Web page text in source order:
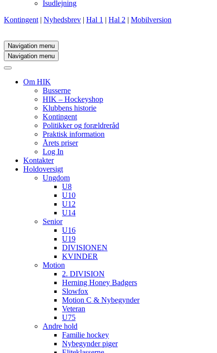
Isudlejning
Kontingent | Nyhedsbrev | Hal 1 | Hal 2 | Mobilversion
Navigation menu
Navigation menu
Om HIK
Busserne
HIK – Hockeyshop
Klubbens historie
Kontingent
Politikker og forældreråd
Praktisk information
Årets priser
Log In
Kontakter
Holdoversigt
Ungdom
U8
U10
U12
U14
Senior
U16
U19
DIVISIONEN
KVINDER
Motion
2. DIVISION
Herning Honey Badgers
Slowfox
Motion C & Nybegynder
Veteran
U75
Andre hold
Familie hockey
Nybegynder piger